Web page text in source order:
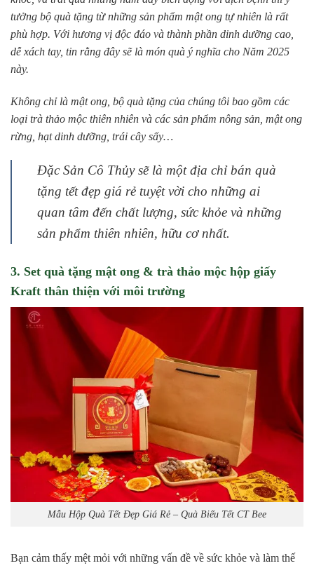
tưởng bộ quà tặng từ những sản phẩm mật ong tự nhiên là rất
phù hợp. Với hương vị độc đáo và thành phần dinh dưỡng cao,
dễ xách tay, tin rằng đây sẽ là món quà ý nghĩa cho Năm 2025
này.
Không chỉ là mật ong, bộ quà tặng của chúng tôi bao gồm các
loại trà thảo mộc thiên nhiên và các sản phẩm nông sản, mật ong
rừng, hạt dinh dưỡng, trái cây sấy…
Đặc Sản Cô Thủy sẽ là một địa chỉ bán quà
tặng tết đẹp giá rẻ tuyệt vời cho những ai
quan tâm đến chất lượng, sức khỏe và những
sản phẩm thiên nhiên, hữu cơ nhất.
3. Set quà tặng mật ong & trà thảo mộc hộp giấy
Kraft thân thiện với môi trường
Mẫu Hộp Quà Tết Đẹp Giá Rẻ – Quà Biếu Tết CT Bee
Bạn cảm thấy mệt mỏi với những vấn đề về sức khỏe và làm thế